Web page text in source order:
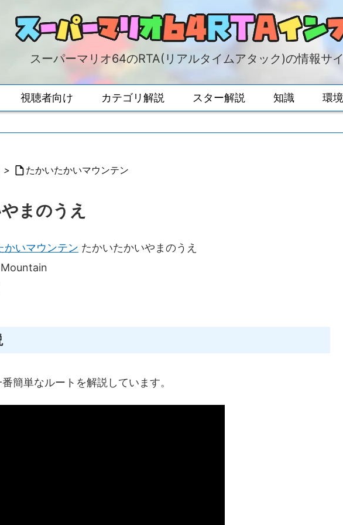
スーパーマリオ64のRTA(リアルタイムアタック)の情報サ
視聴者向け カテゴリ解説 スター解説 知識 環
>  たかいたかいマウンテン
まのうえ
かいマウンテン たかいたかいやまのうえ
簡単なルートを解説しています。